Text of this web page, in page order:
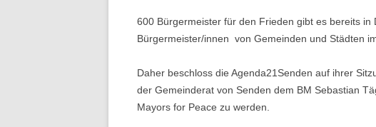
600 Bürgermeister für den Frieden gibt es bereits in
Bürgermeister/innen von Gemeinden und Städten
Daher beschloss die Agenda21Senden auf ihrer
der Gemeinderat von Senden dem BM Sebastian
Mayors for Peace zu werden.